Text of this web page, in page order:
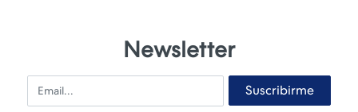
Newsletter
Email Suscribirme